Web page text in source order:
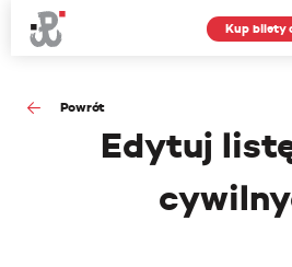
Kup bilety
Powrót
Edytuj